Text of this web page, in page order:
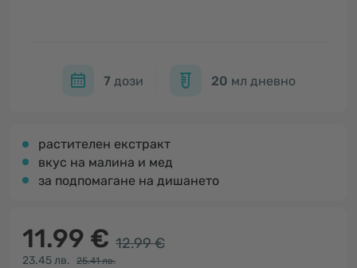
7 дози 20 мл дневно
растителен екстракт
вкус на малина и мед
за подпомагане на дишането
11.99 € 12.99 €
23.45 лв.
25.41 лв.